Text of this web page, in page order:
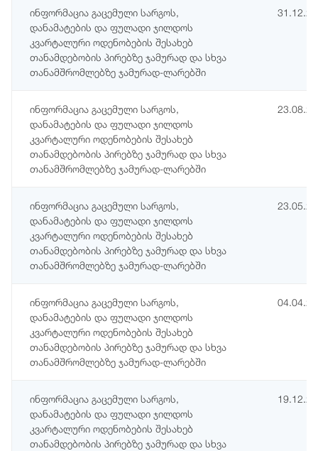
ინფორმაცია გაცემული სარგოს,
დანამატების და ფულადი ჯილდოს
კვარტალური ოდენობების შესახებ
თანამდებობის პირებზე ჯამურად და სხვა
თანამშრომლებზე ჯამურად-ლარებში
ინფორმაცია გაცემული სარგოს,
დანამატების და ფულადი ჯილდოს
კვარტალური ოდენობების შესახებ
თანამდებობის პირებზე ჯამურად და სხვა
თანამშრომლებზე ჯამურად-ლარებში
ინფორმაცია გაცემული სარგოს,
დანამატების და ფულადი ჯილდოს
კვარტალური ოდენობების შესახებ
თანამდებობის პირებზე ჯამურად და სხვა
თანამშრომლებზე ჯამურად-ლარებში
ინფორმაცია გაცემული სარგოს,
დანამატების და ფულადი ჯილდოს
კვარტალური ოდენობების შესახებ
თანამდებობის პირებზე ჯამურად და სხვა
თანამშრომლებზე ჯამურად-ლარებში
ინფორმაცია გაცემული სარგოს,
დანამატების და ფულადი ჯილდოს
კვარტალური ოდენობების შესახებ
თანამდებობის პირებზე ჯამურად და სხვა